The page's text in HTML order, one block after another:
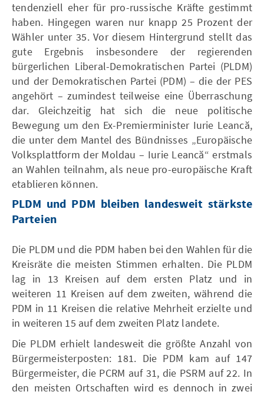
tendenziell eher für pro-russische Kräfte gestimmt
haben. Hingegen waren nur knapp 25 Prozent der
Wähler unter 35. Vor diesem Hintergrund stellt das
gute Ergebnis insbesondere der regierenden
bürgerlichen Liberal-Demokratischen Partei (PLDM)
und der Demokratischen Partei (PDM) – die der PES
angehört – zumindest teilweise eine Überraschung
dar. Gleichzeitig hat sich die neue politische
Bewegung um den Ex-Premierminister Iurie Leancă,
die unter dem Mantel des Bündnisses „Europäische
Volksplattform der Moldau – Iurie Leancă“ erstmals
an Wahlen teilnahm, als neue pro-europäische Kraft
etablieren können.
PLDM und PDM bleiben landesweit stärkste
Parteien
Die PLDM und die PDM haben bei den Wahlen für die
Kreisräte die meisten Stimmen erhalten. Die PLDM
lag in 13 Kreisen auf dem ersten Platz und in
weiteren 11 Kreisen auf dem zweiten, während die
PDM in 11 Kreisen die relative Mehrheit erzielte und
in weiteren 15 auf dem zweiten Platz landete.
Die PLDM erhielt landesweit die größte Anzahl von
Bürgermeisterposten: 181. Die PDM kam auf 147
Bürgermeister, die PCRM auf 31, die PSRM auf 22. In
den meisten Ortschaften wird es dennoch in zwei